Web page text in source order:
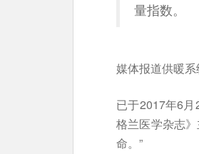
量指数。
媒体报道供暖
已于2017年6
格兰医学杂志
命。”